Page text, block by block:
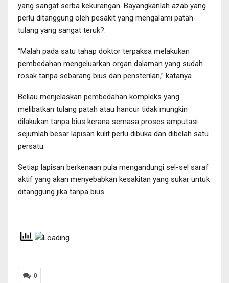
yang sangat serba kekurangan. Bayangkanlah azab yang
perlu ditanggung oleh pesakit yang mengalami patah
tulang yang sangat teruk?.
“Malah pada satu tahap doktor terpaksa melakukan
pembedahan mengeluarkan organ dalaman yang sudah
rosak tanpa sebarang bius dan pensterilan,” katanya.
Beliau menjelaskan pembedahan kompleks yang
melibatkan tulang patah atau hancur tidak mungkin
dilakukan tanpa bius kerana semasa proses amputasi
sejumlah besar lapisan kulit perlu dibuka dan dibelah satu
persatu.
Setiap lapisan berkenaan pula mengandungi sel-sel saraf
aktif yang akan menyebabkan kesakitan yang sukar untuk
ditanggung jika tanpa bius.
0